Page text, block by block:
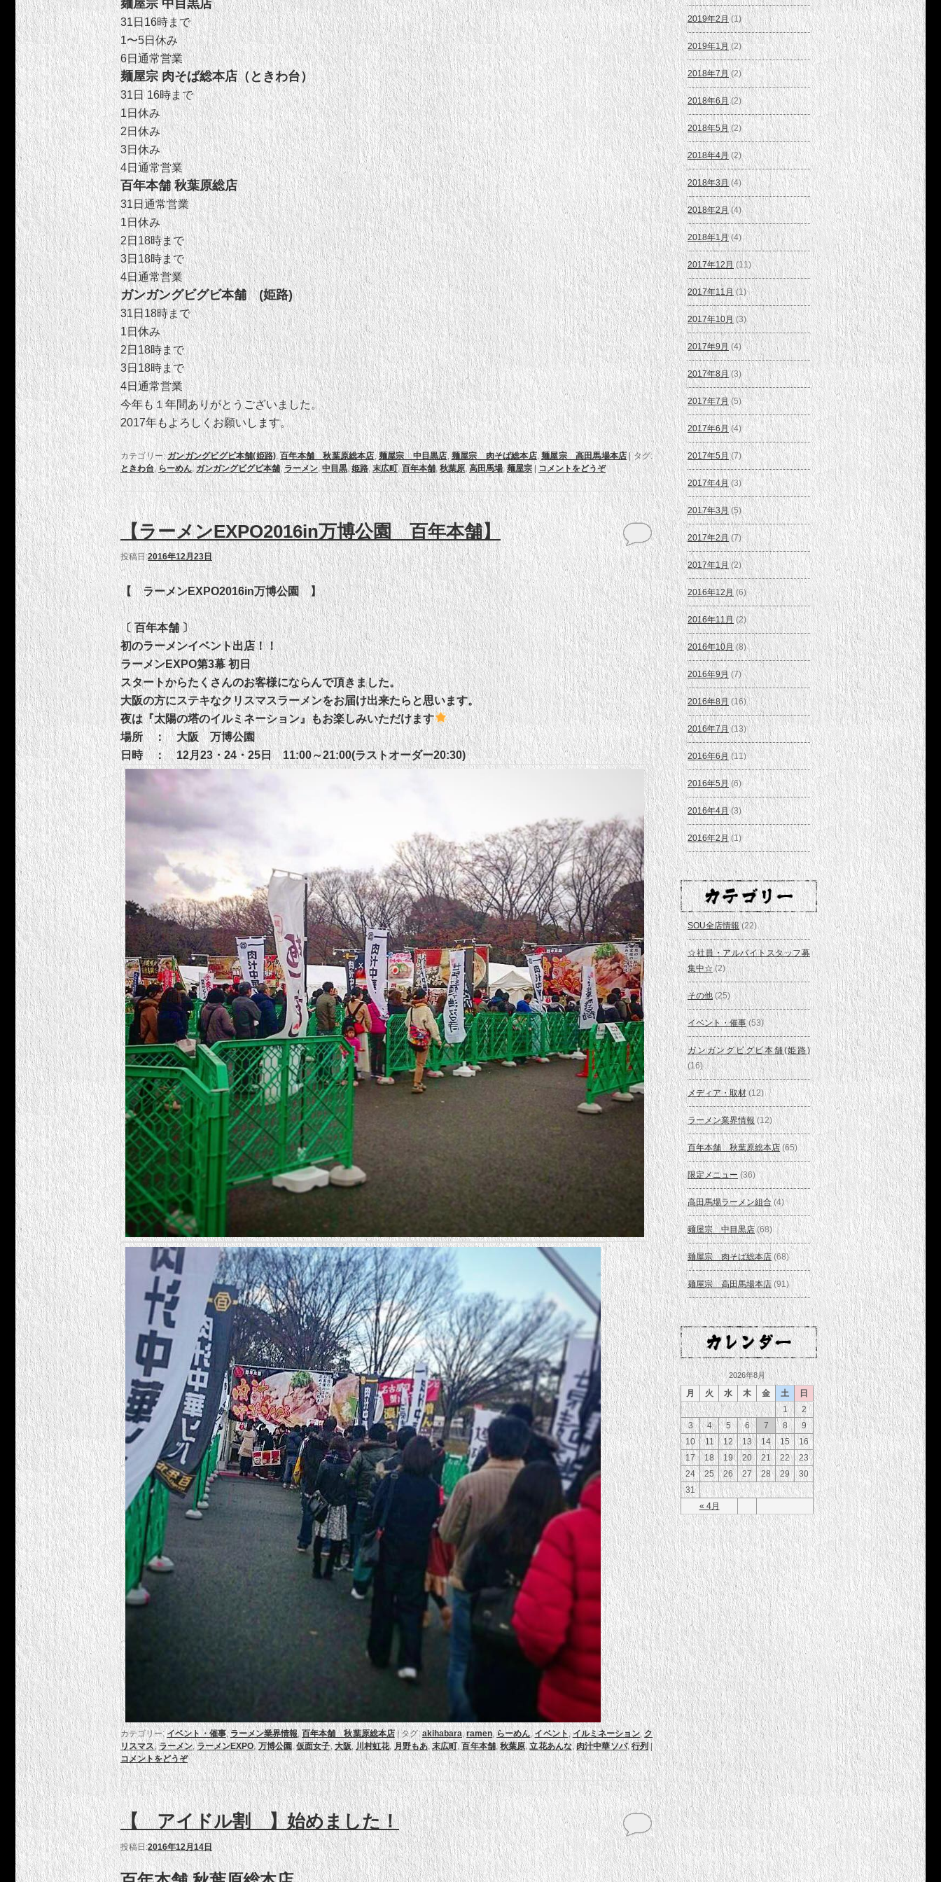
麺屋宗 中目黒店
31日16時まで
1〜5日休み
6日通常営業
麺屋宗 肉そば総本店（ときわ台）
31日 16時まで
1日休み
2日休み
3日休み
4日通常営業
百年本舗 秋葉原総店
31日通常営業
1日休み
2日18時まで
3日18時まで
4日通常営業
ガンガングビグビ本舗 (姫路)
31日18時まで
1日休み
2日18時まで
3日18時まで
4日通常営業
今年も１年間ありがとうございました。
2017年もよろしくお願いします。
カテゴリー: ガンガングビグビ本舗(姫路),百年本舗 秋葉原総本店,麺屋宗 中目黒店,麺屋宗 肉そば総本店,麺屋宗 高田馬場本店 |タグ:
ときわ台,らーめん,ガンガングビグビ本舗,ラーメン,中目黒,姫路,末広町,百年本舗,秋葉原,高田馬場,麺屋宗 | コメントをどうぞ
【ラーメンEXPO2016in万博公園 百年本舗】
投稿日:2016年12月23日
【 ラーメンEXPO2016in万博公園 】
〔 百年本舗 〕
初のラーメンイベント出店！！
ラーメンEXPO第3幕 初日
スタートからたくさんのお客様にならんで頂きました。
大阪の方にステキなクリスマスラーメンをお届け出来たらと思います。
夜は『太陽の塔のイルミネーション』もお楽しみいただけます
場所 ： 大阪 万博公園
日時 ： 12月23・24・25日 11:00～21:00(ラストオーダー20:30)
カテゴリー: イベント・催事,ラーメン業界情報,百年本舗 秋葉原総本店 |タグ: akihabara,ramen,らーめん,イベント,イルミネーション,ク
リスマス,ラーメン,ラーメンEXPO,万博公園,仮面女子,大阪,川村虹花,月野もあ,末広町,百年本舗,秋葉原,立花あんな,肉汁中華ソバ,行列 |
コメントをどうぞ
【 アイドル割 】始めました！
投稿日:2016年12月14日
2019年2月(1)
2019年1月(2)
2018年7月(2)
2018年6月(2)
2018年5月(2)
2018年4月(2)
2018年3月(4)
2018年2月(4)
2018年1月(4)
2017年12月 (11)
2017年11月(1)
2017年10月(3)
2017年9月 (4)
2017年8月(3)
2017年7月(5)
2017年6月(4)
2017年5月(7)
2017年4月(3)
2017年3月(5)
2017年2月(7)
2017年1月(2)
2016年12月 (6)
2016年11月 (2)
2016年10月(8)
2016年9月 (7)
2016年8月(16)
2016年7月(13)
2016年6月(11)
2016年5月(6)
2016年4月(3)
2016年2月(1)
SOU全店情報(22)
☆社員・アルバイトスタッフ募
集中☆(2)
その他(25)
イベント・催事(53)
ガンガングビグビ本舗(姫路)
(16)
メディア・取材(12)
ラーメン業界情報(12)
百年本舗 秋葉原総本店(65)
限定メニュー(36)
高田馬場ラーメン組合(4)
麺屋宗 中目黒店(68)
麺屋宗 肉そば総本店(68)
麺屋宗 高田馬場本店(91)
2026年8月
月 火 水 木 金 土 日
« 4月
1
2
3
4 5 6 7 8
9
10
11 12 13 14 15
16
17
18 19 20 21 22
23
24
25 26 27 28 29
30
31